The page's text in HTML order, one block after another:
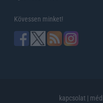
Kövessen minket!
kapcsolat |